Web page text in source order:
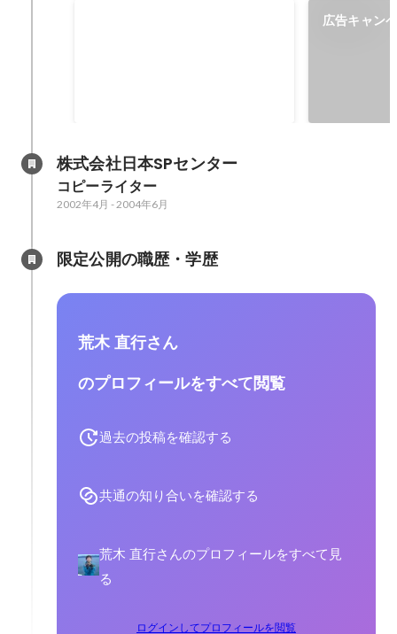
広告キャン
株式会社日本SPセンター
コピーライター
2002年4月 -2004年6月
限定公開の職歴・学歴
荒木 直行さん
のプロフィールをすべて閲覧
過去の投稿を確認する
共通の知り合いを確認する
荒木 直行さんのプロフィールをすべて見
る
ログインしてプロフィールを閲覧